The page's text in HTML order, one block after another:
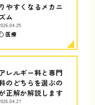
りやすくなるメカニ
ム
医療
レルギー科と専門
のどちらを選ぶの
正解か解説します